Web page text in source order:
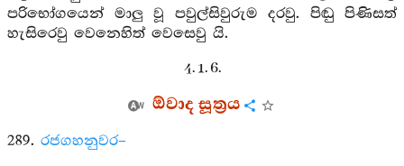
පරිභෝගයෙන් මාලු වූ පවුල්සිවුරුම දරවු. පිඬු පිණිසත්
හැසිරෙවු වෙනෙහිත් වෙසෙවු යි.
4. 1. 6.
ඕවාද සූත්‍රය
289. රජගහනුවර–